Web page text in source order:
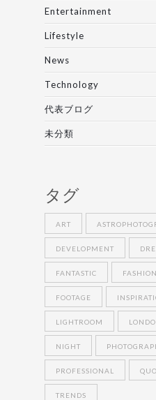
Entertainment
Lifestyle
News
Technology
代表ブログ
未分類
タグ
ART
DEVELOPMENT
FANTASTIC FASHION
FOOTAGE
LIGHTROOM
NIGHT
PROFESSIONAL
TRENDS